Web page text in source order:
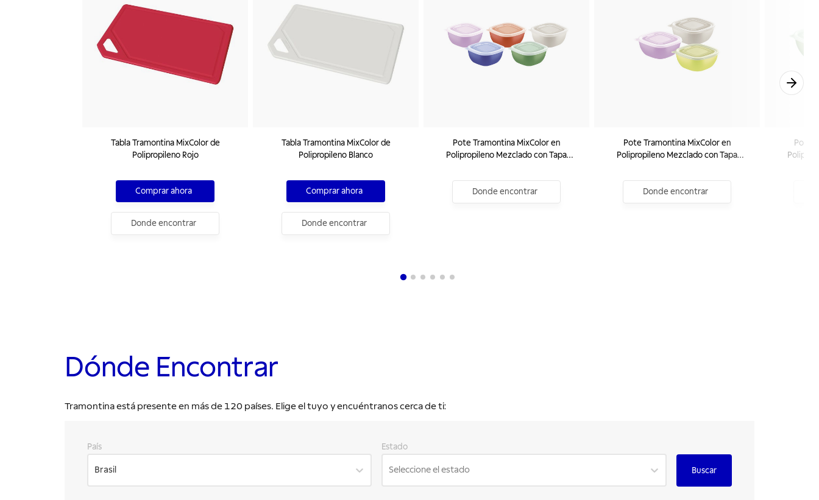
Tabla Tramontina MixColor de
Polipropileno Rojo
Comprar ahora
Donde encontrar
Tabla Tramontina MixColor de
Polipropileno Blanco
Comprar ahora
Donde encontrar
Pote Tramontina MixColor en
Polipropileno Mezclado con Tapa
Donde encontrar
Pote Tramontina MixColor en
Polipropileno Mezclado con Tapa
Donde encontrar
Pote
Dónde Encontrar
Tramontina está presente en más de 120 países. Elige el tuyo y encuéntranos cerca de ti:
País
Brasil
Estado
Seleccione el estado Buscar